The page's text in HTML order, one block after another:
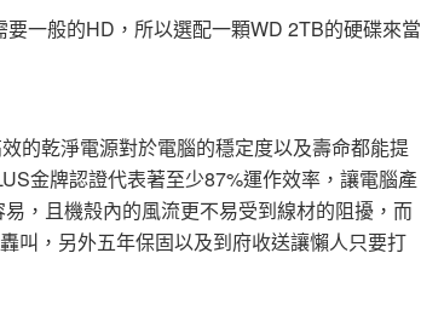
一般的HD，所以選配一顆WD 2TB的硬碟來當
的乾淨電源對於電腦的穩定度以及壽命都能提
金牌認證代表著至少87%運作效率，讓電腦產
，且機殼內的風流更不易受到線材的阻擾，而
叫，另外五年保固以及到府收送讓懶人只要打